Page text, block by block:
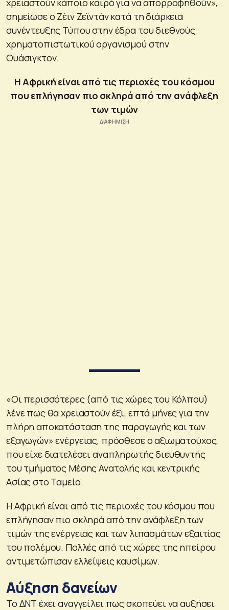
σημείωσε ο Ζέιν Ζεϊντάν κατά τη διάρκεια
συνέντευξης Τύπου στην έδρα του διεθνούς
χρηματοπιστωτικού οργανισμού στην
Ουάσιγκτον.
Η Αφρική είναι από τις περιοχές του κόσμου
που επλήγησαν πιο σκληρά από την ανάφλεξη
των τιμών
«Οι περισσότερες (από τις χώρες του Κόλπου)
λένε πως θα χρειαστούν έξι, επτά μήνες για την
πλήρη αποκατάσταση της παραγωγής και των
εξαγωγών» ενέργειας, πρόσθεσε ο αξιωματούχος,
που είχε διατελέσει αναπληρωτής διευθυντής
του τμήματος Μέσης Ανατολής και κεντρικής
Ασίας στο Ταμείο.
Η Αφρική είναι από τις περιοχές του κόσμου που
επλήγησαν πιο σκληρά από την ανάφλεξη των
τιμών της ενέργειας και των λιπασμάτων εξαιτίας
του πολέμου. Πολλές από τις χώρες της ηπείρου
αντιμετώπισαν ελλείψεις καυσίμων.
Αύξηση δανείων
Το ΔΝΤ έχει αναγγείλει πως σκοπεύει να αυξήσει